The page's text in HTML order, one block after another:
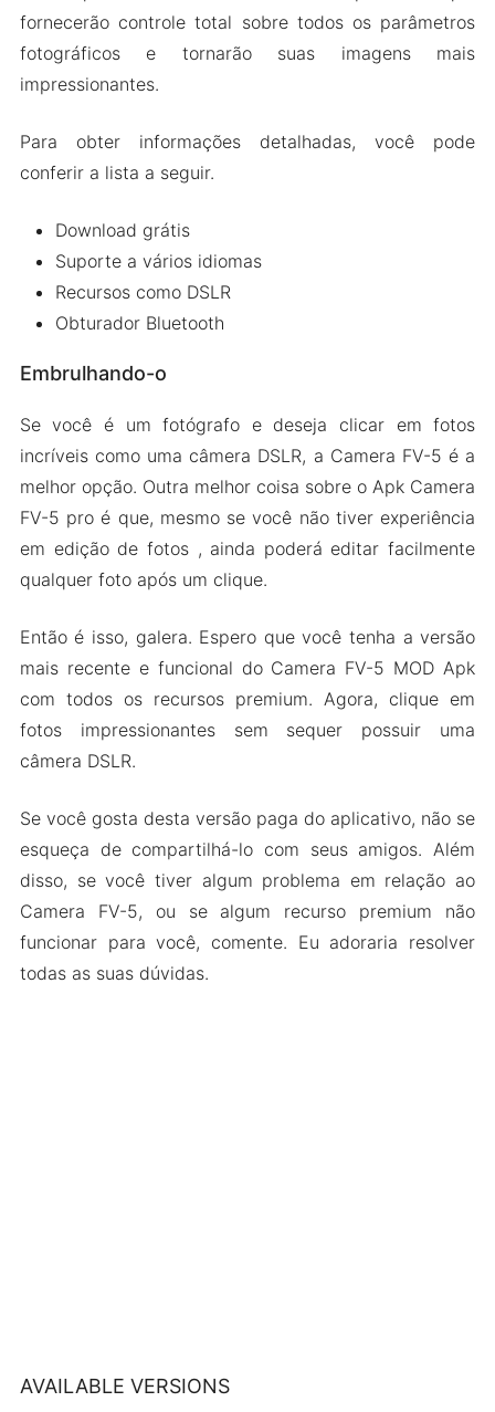
fornecerão controle total sobre todos os parâmetros
fotográficos e tornarão suas imagens mais
impressionantes.
Para obter informações detalhadas, você pode
conferir a lista a seguir.
Download grátis
Suporte a vários idiomas
Recursos como DSLR
Obturador Bluetooth
Embrulhando-o
Se você é um fotógrafo e deseja clicar em fotos
incríveis como uma câmera DSLR, a Camera FV-5 é a
melhor opção. Outra melhor coisa sobre o Apk Camera
FV-5 pro é que, mesmo se você não tiver experiência
em edição de fotos , ainda poderá editar facilmente
qualquer foto após um clique.
Então é isso, galera. Espero que você tenha a versão
mais recente e funcional do Camera FV-5 MOD Apk
com todos os recursos premium. Agora, clique em
fotos impressionantes sem sequer possuir uma
câmera DSLR.
Se você gosta desta versão paga do aplicativo, não se
esqueça de compartilhá-lo com seus amigos. Além
disso, se você tiver algum problema em relação ao
Camera FV-5, ou se algum recurso premium não
funcionar para você, comente. Eu adoraria resolver
todas as suas dúvidas.
AVAILABLE VERSIONS